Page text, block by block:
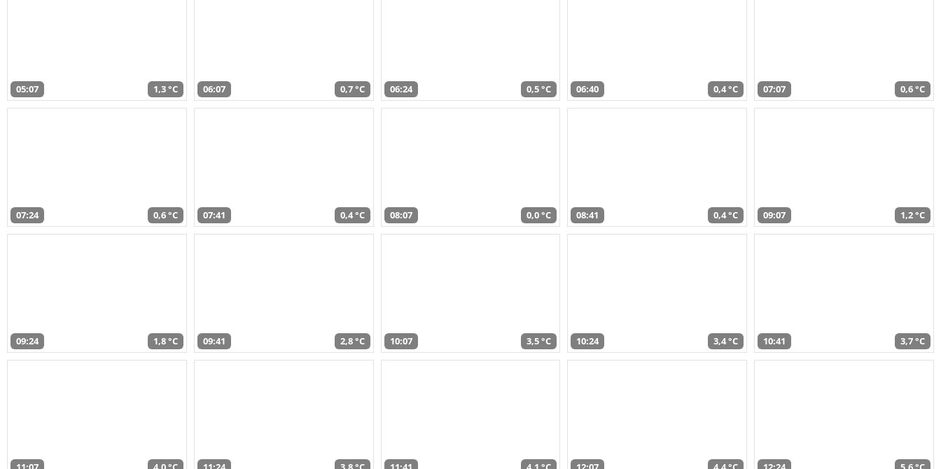
05:07 1,3 °C 06:07 0,7 °C 06:24 0,5 °C 06:40 0,4 °C 07:07 0,6 °C
07:24 0,6 °C 07:41 0,4 °C 08:07 0,0 °C 08:41 0,4 °C 09:07 1,2 °C
09:24 1,8 °C 09:41 2,8 °C 10:07 3,5 °C 10:24 3,4 °C 10:41 3,7 °C